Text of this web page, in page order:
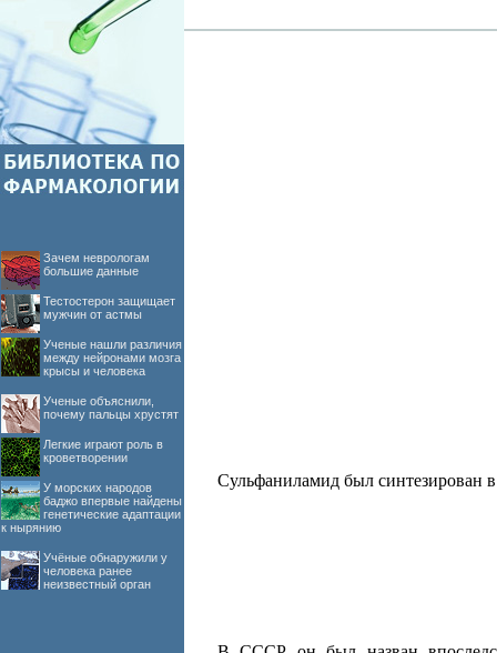
Зачем неврологам
большие данные
Тестостерон защищает
мужчин от астмы
Ученые нашли различия
между нейронами мозга
крысы и человека
Ученые объяснили,
почему пальцы хрустят
Легкие играют роль в
кроветворении
У морских народов
баджо впервые найдены
генетические адаптации
к нырянию
Учёные обнаружили у
человека ранее
неизвестный орган
Сульфаниламид был синтезирован в